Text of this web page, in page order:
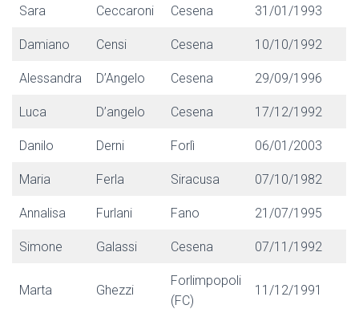
Sara Ceccaroni Cesena 31/01/1993
Damiano Censi Cesena 10/10/1992
Alessandra D’Angelo Cesena 29/09/1996
Luca D’angelo Cesena 17/12/1992
Danilo Derni Forlì 06/01/2003
Maria Ferla Siracusa 07/10/1982
Annalisa Furlani Fano 21/07/1995
Simone Galassi Cesena 07/11/1992
Marta Ghezzi
Forlimpopoli
(FC)
11/12/1991